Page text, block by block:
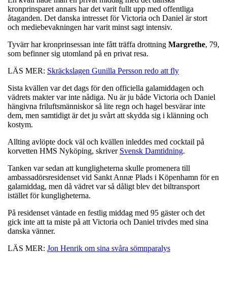
kronprinsparet annars har det varit fullt upp med offentliga
åtaganden. Det danska intresset för Victoria och Daniel är stort
och mediebevakningen har varit minst sagt intensiv.
Tyvärr har kronprinsessan inte fått träffa drottning Margrethe, 79,
som befinner sig utomland på en privat resa.
LÄS MER: Skräckslagen Gunilla Persson redo att fly
Sista kvällen var det dags för den officiella galamiddagen och
vädrets makter var inte nådiga. Nu är ju både Victoria och Daniel
hängivna friluftsmänniskor så lite regn och hagel besvärar inte
dem, men samtidigt är det ju svårt att skydda sig i klänning och
kostym.
Allting avlöpte dock väl och kvällen inleddes med cocktail på
korvetten HMS Nyköping, skriver Svensk Damtidning.
Tanken var sedan att kungligheterna skulle promenera till
ambassadörsresidenset vid Sankt Annæ Plads i Köpenhamn för en
galamiddag, men då vädret var så dåligt blev det biltransport
istället för kungligheterna.
På residenset väntade en festlig middag med 95 gäster och det
gick inte att ta miste på att Victoria och Daniel trivdes med sina
danska vänner.
LÄS MER: Jon Henrik om sina svåra sömnparalys